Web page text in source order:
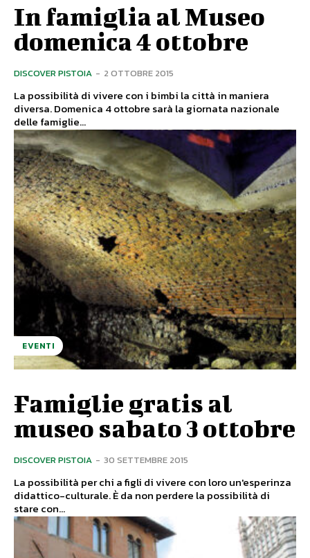
In famiglia al Museo
domenica 4 ottobre
DISCOVER PISTOIA - 2 OTTOBRE 2015
La possibilità di vivere con i bimbi la città in maniera
diversa. Domenica 4 ottobre sarà la giornata nazionale
delle famiglie...
EVENTI
Famiglie gratis al
museo sabato 3 ottobre
DISCOVER PISTOIA - 30 SETTEMBRE 2015
La possibilità per chi a figli di vivere con loro un'esperinza
didattico-culturale. È da non perdere la possibilità di
stare con...